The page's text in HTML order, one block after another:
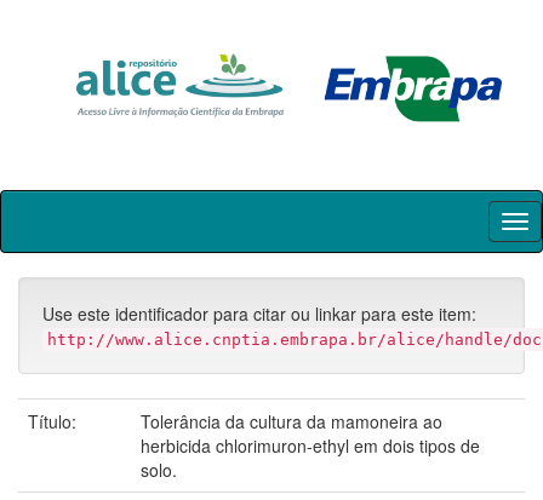
Skip
Use este identificador para citar ou linkar para este item:
http://www.alice.cnptia.embrapa.br/alice/handle/
Título:
Tolerância da cultura da mamoneira ao
herbicida chlorimuron-ethyl em dois tipos de
solo.